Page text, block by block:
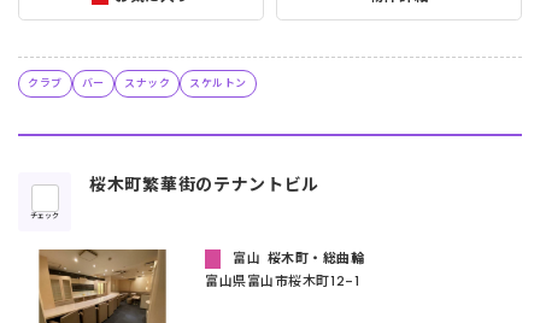
クラブ バー スナック スケルトン
チェック
桜木町繁華街のテナントビル
富山 桜木町・総曲輪
富山県富⼭市桜⽊町12-1